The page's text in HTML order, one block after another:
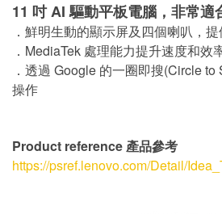
11 吋 AI 驅動平板電腦，非常適
．鮮明生動的顯示屏及四個喇叭，
．MediaTek 處理能力提升速度和效
．透過 Google 的一圈即搜(Circle
操作
Product reference 產品參考
https://psref.lenovo.com/Detail/